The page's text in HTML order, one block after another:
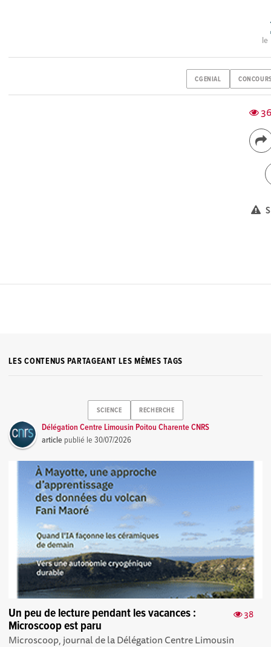
le
CGENIAL
LES CONTENUS PARTAGEANT LES MÊMES TAGS
SCIENCE RECHERCHE
Délégation Centre Limousin Poitou Charente CNRS
article publié le30/07/2026
38
Un peu de lecture pendant les vacances :
Microscoop est paru
Microscoop, journal de la Délégation Centre Limousin